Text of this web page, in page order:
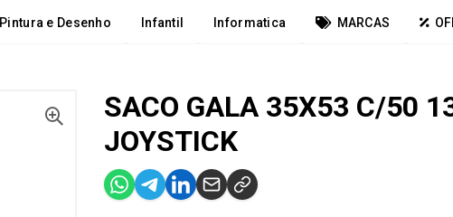
Pintura e Desenho Infantil Informatica MARCAS
SACO GALA 35X53 C/50
JOYSTICK